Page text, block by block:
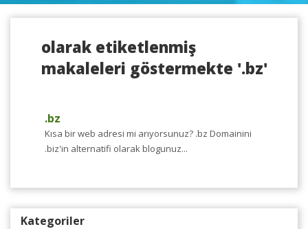
olarak etiketlenmiş
makaleleri göstermekte '.bz'
.bz
Kısa bir web adresi mi arıyorsunuz? .bz Domainini
.biz'in alternatifi olarak blogunuz...
Kategoriler